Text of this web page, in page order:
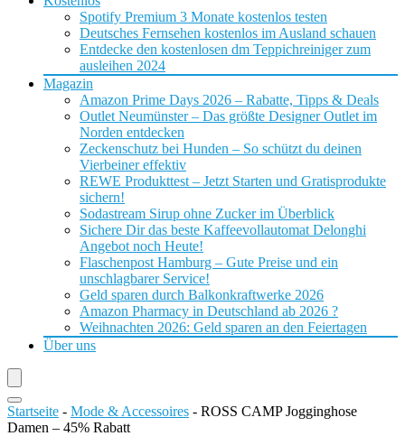
Spotify Premium 3 Monate kostenlos testen
Deutsches Fernsehen kostenlos im Ausland schauen
Entdecke den kostenlosen dm Teppichreiniger zum
ausleihen 2024
Magazin
Amazon Prime Days 2026 – Rabatte, Tipps & Deals
Outlet Neumünster – Das größte Designer Outlet im
Norden entdecken
Zeckenschutz bei Hunden – So schützt du deinen
Vierbeiner effektiv
REWE Produkttest – Jetzt Starten und Gratisprodukte
sichern!
Sodastream Sirup ohne Zucker im Überblick
Sichere Dir das beste Kaffeevollautomat Delonghi
Angebot noch Heute!
Flaschenpost Hamburg – Gute Preise und ein
unschlagbarer Service!
Geld sparen durch Balkonkraftwerke 2026
Amazon Pharmacy in Deutschland ab 2026 ?
Weihnachten 2026: Geld sparen an den Feiertagen
Über uns
Startseite - Mode & Accessoires - ROSS CAMP Jogginghose
Damen – 45% Rabatt